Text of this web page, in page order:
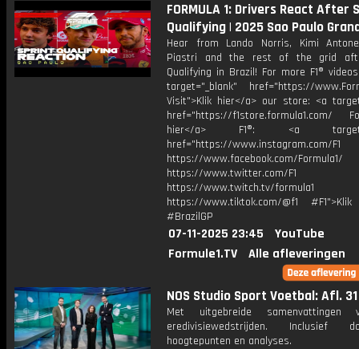
FORMULA 1: Drivers React After
Qualifying | 2025 Sao Paulo
Hear from Lando Norris, Kimi
Piastri and the rest of the grid
Qualifying in Brazil! For more F1®
target="_blank" href="https://
Visit">Klik hier</a> our store: <a
href="https://f1store.formula1.com/
hier</a> F1®: <a
href="https://www.instagram.com/F1
https://www.facebook.com/Formula1/
https://www.twitter.com/F1
https://www.twitch.tv/formula1
https://www.tiktok.com/@f1
#BrazilGP
07-11-2025 23:45
YouTube
Formule1.TV
Alle afleveringen
NOS Studio Sport Voetbal: Afl. 31
Met uitgebreide samenvattingen
eredivisiewedstrijden. Inclusief
hoogtepunten en analyses.